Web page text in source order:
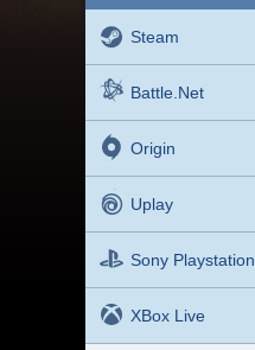
Steam
Battle.net
Origin
Uplay
Sony Playstation
XBox Live